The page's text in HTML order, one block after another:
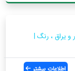
و یراق ، رنگ |
اطلاعات بیشتر